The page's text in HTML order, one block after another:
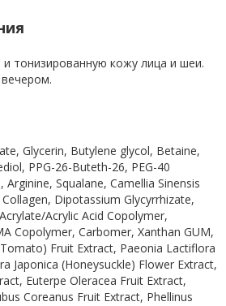
тонизированную кожу лица и шеи.
Glycerin, Butylene glycol, Betaine,
PPG-26-Buteth-26, PEG-40
Squalane, Camellia Sinensis
Dipotassium Glycyrrhizate,
Acrylic Acid Copolymer,
Copolymer, Carbomer, Xanthan GUM,
Fruit Extract, Paeonia Lactiflora
Japonica (Honeysuckle) Flower Extract,
Euterpe Oleracea Fruit Extract,
Coreanus Fruit Extract, Phellinus